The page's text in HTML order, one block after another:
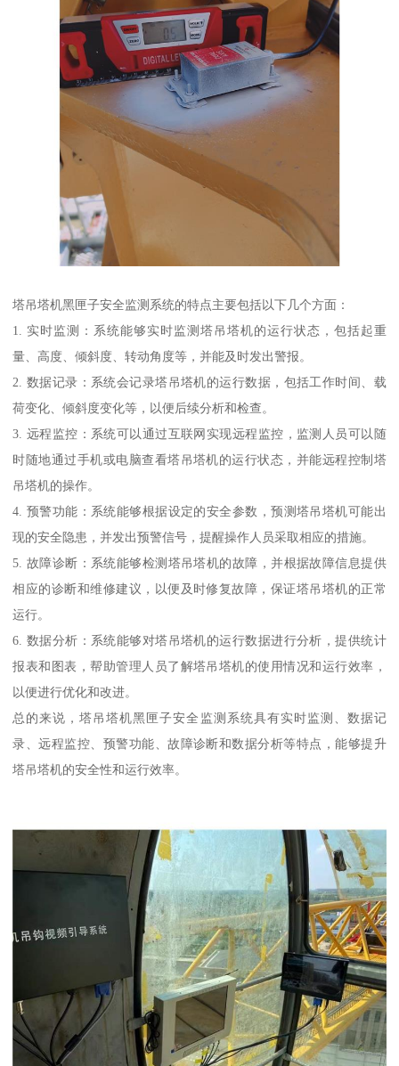
塔吊塔机黑匣子安全监测系统的特点主要包括以下几个方面：
1. 实时监测：系统能够实时监测塔吊塔机的运行状态，包括起重
量、高度、倾斜度、转动角度等，并能及时发出警报。
2. 数据记录：系统会记录塔吊塔机的运行数据，包括工作时间、载
荷变化、倾斜度变化等，以便后续分析和检查。
3. 远程监控：系统可以通过互联网实现远程监控，监测人员可以随
时随地通过手机或电脑查看塔吊塔机的运行状态，并能远程控制塔
吊塔机的操作。
4. 预警功能：系统能够根据设定的安全参数，预测塔吊塔机可能出
现的安全隐患，并发出预警信号，提醒操作人员采取相应的措施。
5. 故障诊断：系统能够检测塔吊塔机的故障，并根据故障信息提供
相应的诊断和维修建议，以便及时修复故障，保证塔吊塔机的正常
运行。
6. 数据分析：系统能够对塔吊塔机的运行数据进行分析，提供统计
报表和图表，帮助管理人员了解塔吊塔机的使用情况和运行效率，
以便进行优化和改进。
总的来说，塔吊塔机黑匣子安全监测系统具有实时监测、数据记
录、远程监控、预警功能、故障诊断和数据分析等特点，能够提升
塔吊塔机的安全性和运行效率。